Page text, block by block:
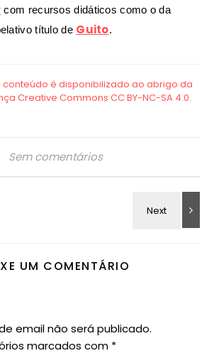
com recursos didáticos como o da
título de Guito.
Sem comentários
UM COMENTÁRIO
email não será publicado.
marcados com *